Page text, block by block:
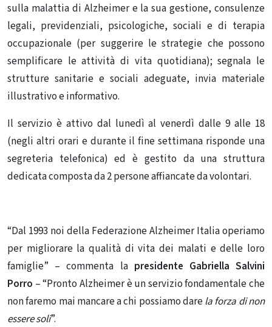
sulla malattia di Alzheimer e la sua gestione, consulenze
legali, previdenziali, psicologiche, sociali e di terapia
occupazionale (per suggerire le strategie che possono
semplificare le attività di vita quotidiana); segnala le
strutture sanitarie e sociali adeguate, invia materiale
illustrativo e informativo.
Il servizio è attivo dal lunedì al venerdì dalle 9 alle 18
(negli altri orari e durante il fine settimana risponde una
segreteria telefonica) ed è gestito da una struttura
dedicata composta da 2 persone affiancate da volontari.
“Dal 1993 noi della Federazione Alzheimer Italia operiamo
per migliorare la qualità di vita dei malati e delle loro
famiglie” – commenta la presidente Gabriella Salvini
Porro – “Pronto Alzheimer è un servizio fondamentale che
non faremo mai mancare a chi possiamo darela forza di non
essere soli”.